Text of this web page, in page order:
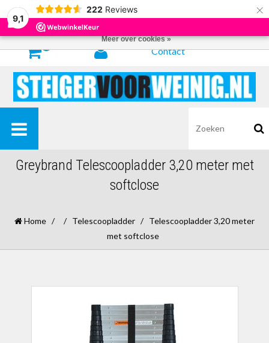
9,1
222 Reviews ×
Contact
Greybrand Telescoopladder 3,20 meter met
softclose
Home / / Telescoopladder / Telescoopladder 3,20 meter
met softclose
Door het gebruiken van onze website, ga je akkoord met het gebruik van
cookies om onze website te verbeteren.
Meer over cookies »